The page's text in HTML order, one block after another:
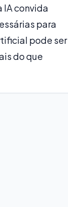
IA convida
para
pode ser
do que